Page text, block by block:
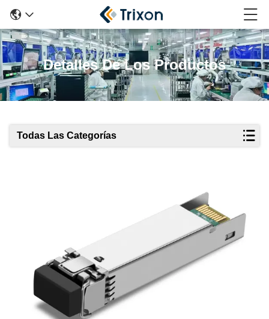
Detalles De Los Productos
Todas Las Categorías